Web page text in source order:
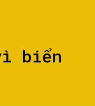
biển